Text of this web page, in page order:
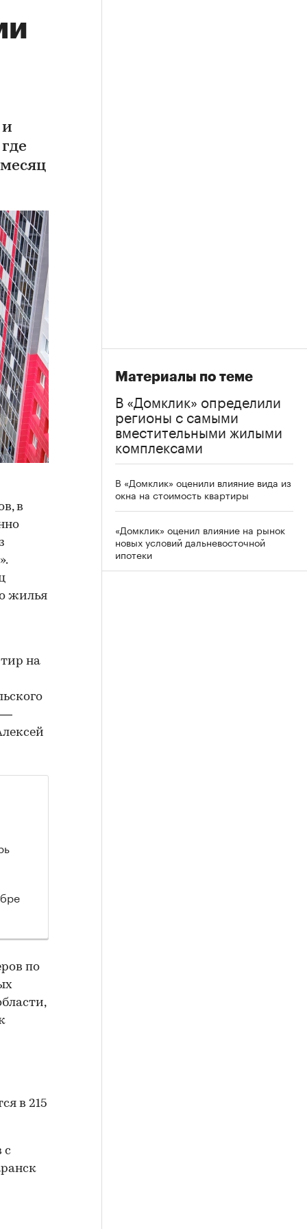
в
жилья
на
—
по
в 215
с
Материалы по теме
В «Домклик» определили
регионы с самыми
вместительными жилыми
комплексами
В «Домклик» оценили влияние вида из
окна на стоимость квартиры
«Домклик» оценил влияние на рынок
новых условий дальневосточной
ипотеки